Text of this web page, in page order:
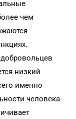
чем
низкий
именно
человека